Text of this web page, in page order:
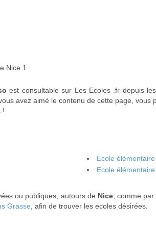
Nice 1
est consultable sur Les Ecoles .fr depuis
avez aimé le contenu de cette page, vous
!
Ecole
Ecole
ou publiques, autours de Nice, comme par
Grasse , afin de trouver les ecoles désirées.